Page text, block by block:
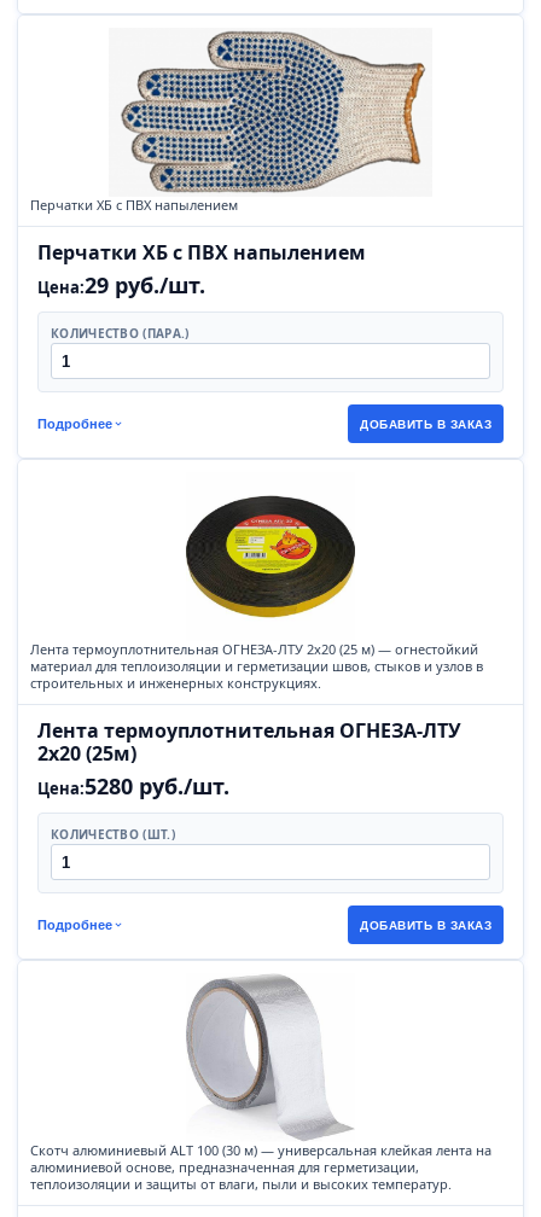
Перчатки ХБ с ПВХ напылением
Перчатки ХБ с ПВХ напылением
Цена:29 руб./шт.
КОЛИЧЕСТВО (ПАРА.)
Подробнее ДОБАВИТЬ В ЗАКАЗ
Лента термоуплотнительная ОГНЕЗА-ЛТУ 2х20 (25 м) — огнестойкий
материал для теплоизоляции и герметизации швов, стыков и узлов в
строительных и инженерных конструкциях.
Лента термоуплотнительная ОГНЕЗА-ЛТУ
2х20 (25м)
Цена:5280 руб./шт.
КОЛИЧЕСТВО (ШТ.)
Подробнее ДОБАВИТЬ В ЗАКАЗ
Скотч алюминиевый ALT 100 (30 м) — универсальная клейкая лента на
алюминиевой основе, предназначенная для герметизации,
теплоизоляции и защиты от влаги, пыли и высоких температур.